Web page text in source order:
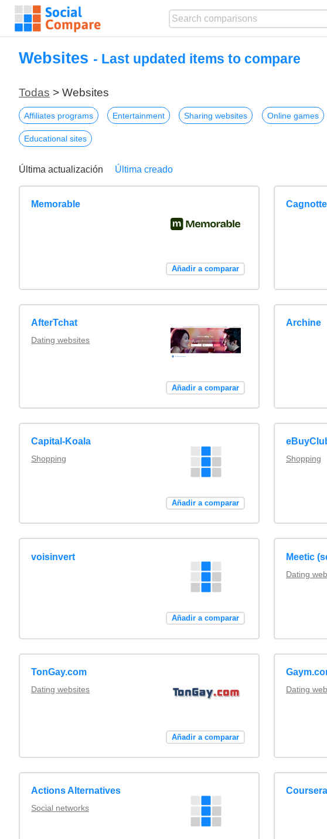
Websites - Last updated items to compare
Todas > Websites
Affiliates programs Entertainment Sharing websites Online games
Educational sites
Última actualización Última creado
Memorable
Añadir a comparar
AfterTchat
Dating websites
Añadir a comparar
Archine
Capital-Koala
Shopping
Añadir a comparar
Shopping
voisinvert
Añadir a comparar
Meetic
Dating
TonGay.com
Dating websites
Añadir a comparar
Dating
Actions Alternatives
Social networks
Coursera